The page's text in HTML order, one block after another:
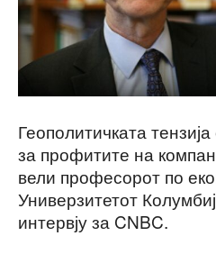
Геополитичката
за профитите на
вели професорот по
Универзитетот
интервју за CNBC.